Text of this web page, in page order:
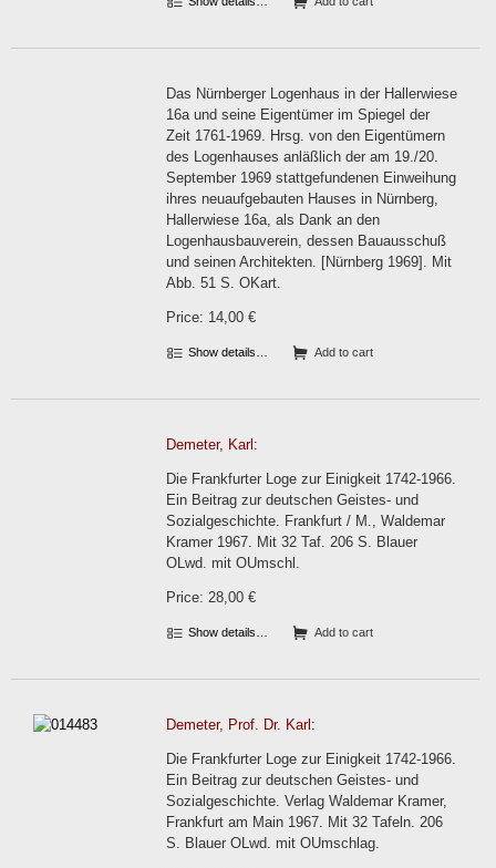
Das Nürnberger Logenhaus in der Hallerwiese
16a und seine Eigentümer im Spiegel der
Zeit 1761-1969. Hrsg. von den Eigentümern
des Logenhauses anläßlich der am 19./20.
September 1969 stattgefundenen Einweihung
ihres neuaufgebauten Hauses in Nürnberg,
Hallerwiese 16a, als Dank an den
Logenhausbauverein, dessen Bauausschuß
und seinen Architekten. [Nürnberg 1969]. Mit
Abb. 51 S. OKart.
Price: 14,00 €
Show details… Add to cart
Demeter, Karl:
Die Frankfurter Loge zur Einigkeit 1742-1966.
Ein Beitrag zur deutschen Geistes- und
Sozialgeschichte. Frankfurt / M., Waldemar
Kramer 1967. Mit 32 Taf. 206 S. Blauer
OLwd. mit OUmschl.
Price: 28,00 €
Show details… Add to cart
Demeter, Prof. Dr. Karl:
Die Frankfurter Loge zur Einigkeit 1742-1966.
Ein Beitrag zur deutschen Geistes- und
Sozialgeschichte. Verlag Waldemar Kramer,
Frankfurt am Main 1967. Mit 32 Tafeln. 206
S. Blauer OLwd. mit OUmschlag.